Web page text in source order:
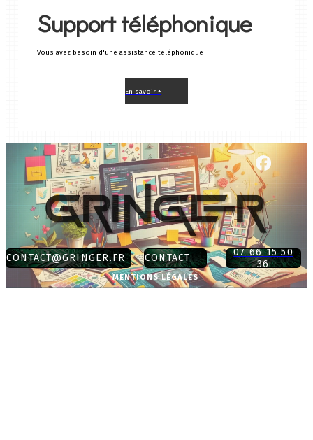
Support téléphonique
Vous avez besoin d'une assistance téléphonique
En savoir +
CONTACT@GRINGER.FR CONTACT
07 66 15 50
36
MENTIONS LÉGALES